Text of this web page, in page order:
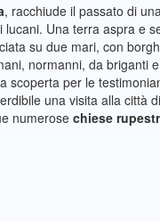
, racchiude il passato di
Una terra aspra e
su due mari, con
normanni, da briganti
per le
una visita alla città di
numerose chiese